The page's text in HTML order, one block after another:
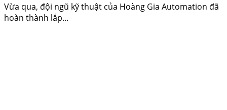
Vừa qua, đội ngũ kỹ thuật của Hoàng Gia Automation đã
hoàn thành lắp...